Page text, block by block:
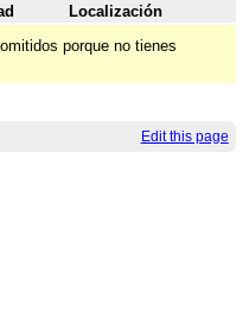
Localización
porque no tienes
Edit this page